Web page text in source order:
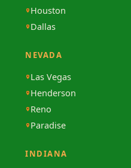
Houston
Dallas
NEVADA
Las Vegas
Henderson
Reno
Paradise
INDIANA